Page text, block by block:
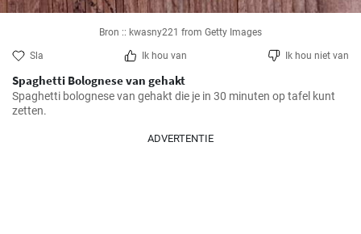
Bron :: kwasny221 from Getty Images
Sla Ik hou van Ik hou niet van
Spaghetti Bolognese van gehakt
Spaghetti bolognese van gehakt die je in 30 minuten op tafel kunt
zetten.
ADVERTENTIE